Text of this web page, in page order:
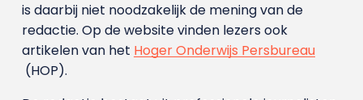
is daarbij niet noodzakelijk de mening van de
redactie. Op de website vinden lezers ook
artikelen van het Hoger Onderwijs Persbureau
(HOP).